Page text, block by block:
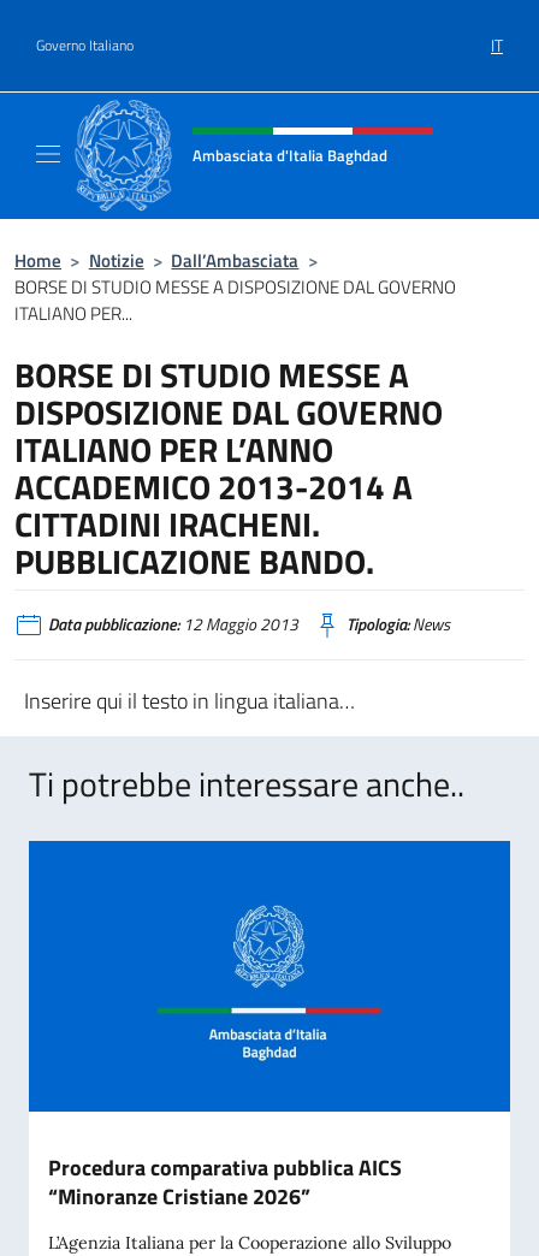
Governo Italiano IT
Intestazione sito, social e menù
Ambasciata d'Italia Baghdad
Home > Notizie > Dall’Ambasciata >
BORSE DI STUDIO MESSE A DISPOSIZIONE DAL GOVERNO
ITALIANO PER...
BORSE DI STUDIO MESSE A
DISPOSIZIONE DAL GOVERNO
ITALIANO PER L’ANNO
ACCADEMICO 2013-2014 A
CITTADINI IRACHENI.
PUBBLICAZIONE BANDO.
Data pubblicazione:12 Maggio 2013 Tipologia:News
Inserire qui il testo in lingua italiana…
Ti potrebbe interessare anche..
Procedura comparativa pubblica AICS
“Minoranze Cristiane 2026”
L’Agenzia Italiana per la Cooperazione allo Sviluppo